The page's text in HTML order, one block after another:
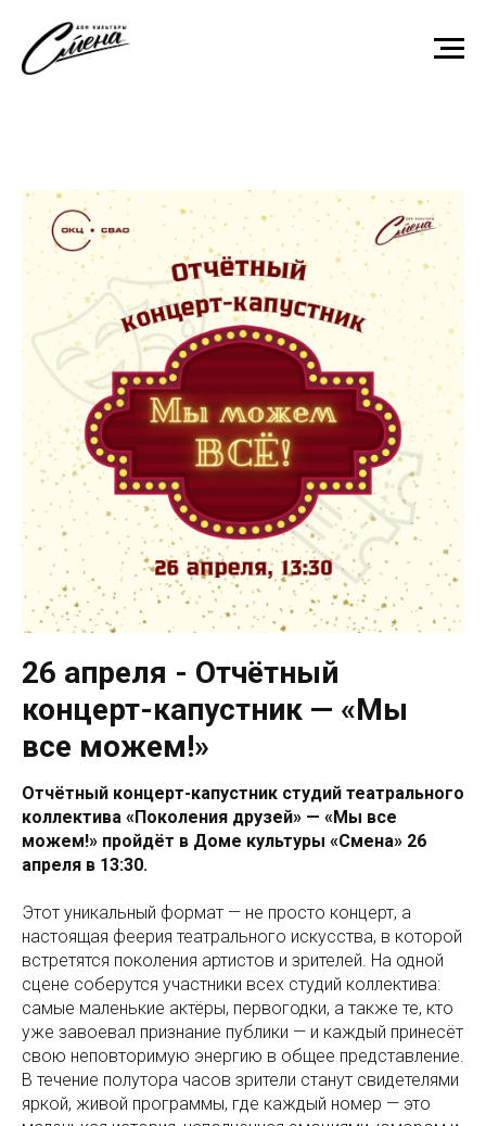
26 апреля - Отчётный
концерт-капустник — «Мы
все можем!»
Отчётный концерт-капустник студий театрального
коллектива «Поколения друзей» — «Мы все
можем!» пройдёт в Доме культуры «Смена» 26
апреля в 13:30.
Этот уникальный формат — не просто концерт, а
настоящая феерия театрального искусства, в которой
встретятся поколения артистов и зрителей. На одной
сцене соберутся участники всех студий коллектива:
самые маленькие актёры, первогодки, а также те, кто
уже завоевал признание публики — и каждый принесёт
свою неповторимую энергию в общее представление.
В течение полутора часов зрители станут свидетелями
яркой, живой программы, где каждый номер — это